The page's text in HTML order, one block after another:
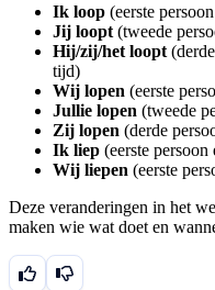
Ik loop (eerste
Jij loopt (tweede
Hij/zij/het loopt
tijd)
Wij lopen (eerste
Jullie lopen (tweede
Zij lopen (derde
Ik liep (eerste
Wij liepen (eerste
Deze veranderingen in het
maken wie wat doet en